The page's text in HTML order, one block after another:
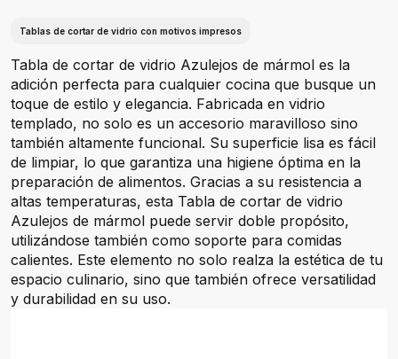
Tablas de cortar de vidrio con motivos impresos
Tabla de cortar de vidrio Azulejos de mármol es la
adición perfecta para cualquier cocina que busque un
toque de estilo y elegancia. Fabricada en vidrio
templado, no solo es un accesorio maravilloso sino
también altamente funcional. Su superficie lisa es fácil
de limpiar, lo que garantiza una higiene óptima en la
preparación de alimentos. Gracias a su resistencia a
altas temperaturas, esta Tabla de cortar de vidrio
Azulejos de mármol puede servir doble propósito,
utilizándose también como soporte para comidas
calientes. Este elemento no solo realza la estética de tu
espacio culinario, sino que también ofrece versatilidad
y durabilidad en su uso.